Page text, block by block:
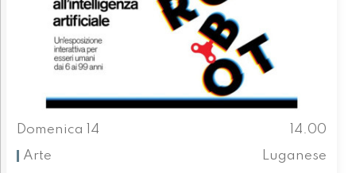
Domenica 14
14.00
Arte
Luganese